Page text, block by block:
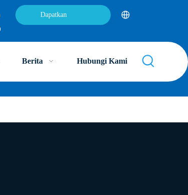
Dapatkan
Berita Hubungi Kami